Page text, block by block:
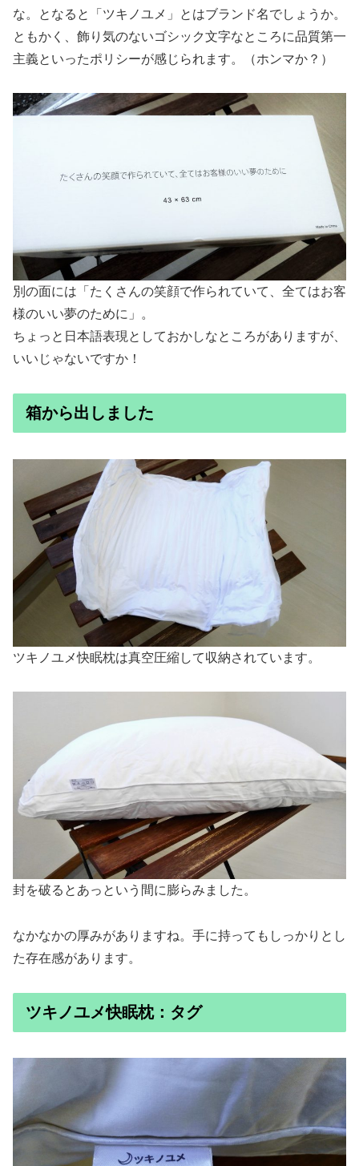
な。となると「ツキノユメ」とはブランド名でしょうか。
ともかく、飾り気のないゴシック文字なところに品質第一
主義といったポリシーが感じられます。（ホンマか？）
別の面には「たくさんの笑顔で作られていて、全てはお客
様のいい夢のために」。
ちょっと日本語表現としておかしなところがありますが、
いいじゃないですか！
箱から出しました
ツキノユメ快眠枕は真空圧縮して収納されています。
封を破るとあっという間に膨らみました。
なかなかの厚みがありますね。手に持ってもしっかりとし
た存在感があります。
ツキノユメ快眠枕：タグ